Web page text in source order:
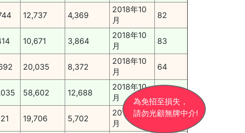
12,737 4,369
2018年10
月
82
10,671 3,864
2018年10
月
83
20,035 8,372
2018年10
月
64
58,602 12,688
2018年10
月
19,706 5,702
2018年10
月
120
為免招至損失，
請勿光顧無牌中介!